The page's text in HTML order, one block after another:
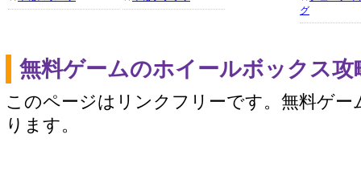
グ
無料ゲームのホイールボックス
このページはリンクフリーです。無料ゲー
ります。